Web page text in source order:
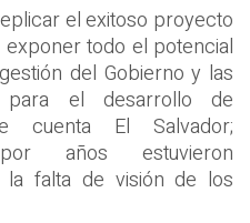
el exitoso proyecto
todo el potencial
del Gobierno y las
para el desarrollo de
cuenta El Salvador;
años estuvieron
la falta de visión de los